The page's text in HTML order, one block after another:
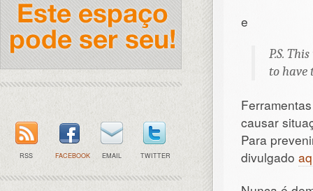
e
P.S.
to have
causar
Para
divulgado
RSS FACEBOOK EMAIL TWITTER